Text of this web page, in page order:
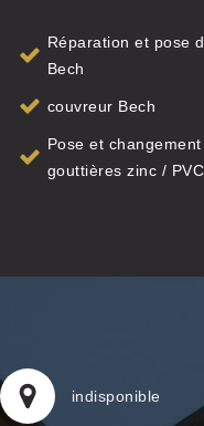
Réparation et pose
Bech
couvreur Bech
Pose et
gouttières zinc /
indisponible